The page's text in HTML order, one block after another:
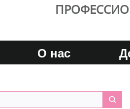
О нас